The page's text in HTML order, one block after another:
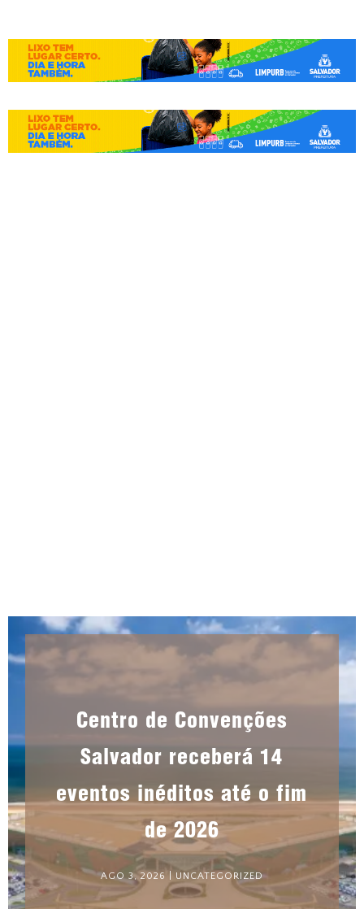
Centro de Convenções
Salvador receberá 14
eventos inéditos até o fim
de 2026
AGO 3, 2026 UNCATEGORIZED